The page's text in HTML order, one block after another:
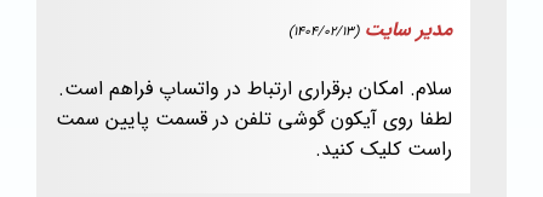
مدیر سایت (1404/02/13)
سلام. امکان برقراری ارتباط در واتساپ فراهم است.
لطفا روی آیکون گوشی تلفن در قسمت پایین سمت
راست کلیک کنید.